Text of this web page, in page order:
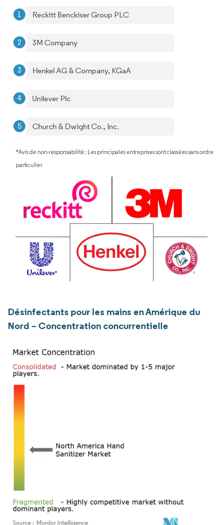
Reckitt Benckiser Group PLC
3M Company
Henkel AG & Company, KGaA
Unilever Plc
Church & Dwight Co., Inc.
*Avis de non-responsabilité : Les principales entreprises sont classées sans ordre
particulier
Désinfectants pour les mains en Amérique du
Nord – Concentration concurrentielle